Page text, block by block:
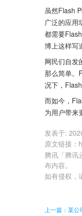
虽然Flash
广泛的应用
都需要
博上这样写
网民们自发
那么简单。
况下，
而如今，
为用户带来
发表于:
原文链接 ：
腾讯「腾讯
布内容。
如有侵权，
上一篇：某